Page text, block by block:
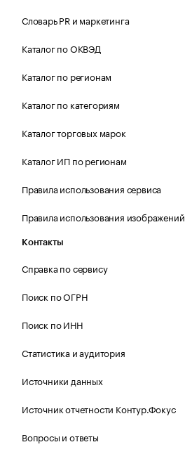
Словарь PR и маркетинга
Каталог по ОКВЭД
Каталог по регионам
Каталог по категориям
Каталог торговых марок
Каталог ИП по регионам
Правила использования сервиса
Правила использования изображений
Контакты
Справка по сервису
Поиск по ОГРН
Поиск по ИНН
Статистика и аудитория
Источники данных
Источник отчетности Контур.Фокус
Вопросы и ответы